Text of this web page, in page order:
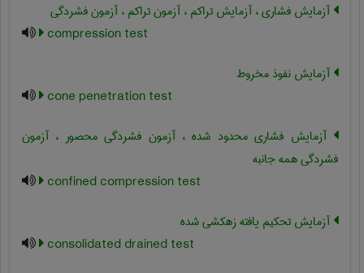
آزمایش فشاری ، آزمایش تراکم ، آزمون تراکم ، آزمون فشردگی
compression test
آزمایش نفوذ مخروط
cone penetration test
آزمایش فشاری محدود شده ، آزمون فشردگی محصور ، آزمون
فشردگی همه جانبه
confined compression test
آزمایش تحکیم یافته زهکشی شده
consolidated drained test